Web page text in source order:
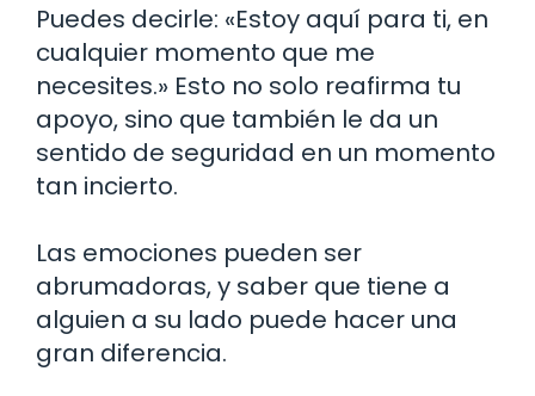
Puedes decirle: «Estoy aquí para ti, en
cualquier momento que me
necesites.» Esto no solo reafirma tu
apoyo, sino que también le da un
sentido de seguridad en un momento
tan incierto.
Las emociones pueden ser
abrumadoras, y saber que tiene a
alguien a su lado puede hacer una
gran diferencia.